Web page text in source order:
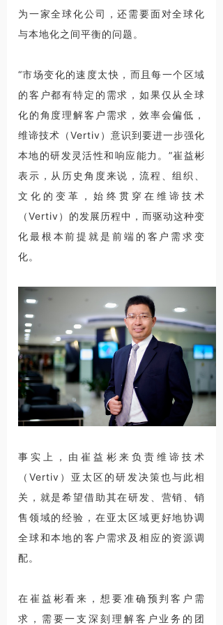
为一家全球化公司，还需要面对全球化
与本地化之间平衡的问题。
“市场变化的速度太快，而且每一个区域
的客户都有特定的需求，如果仅从全球
化的角度理解客户需求，效率会偏低，
维谛技术（Vertiv）意识到要进一步强化
本地的研发灵活性和响应能力。”崔益彬
表示，从历史角度来说，流程、组织、
文化的变革，始终贯穿在维谛技术
（Vertiv）的发展历程中，而驱动这种变
化最根本前提就是前端的客户需求变
化。
事实上，由崔益彬来负责维谛技术
（Vertiv）亚太区的研发决策也与此相
关，就是希望借助其在研发、营销、销
售领域的经验，在亚太区域更好地协调
全球和本地的客户需求及相应的资源调
配。
在崔益彬看来，想要准确预判客户需
求，需要一支深刻理解客户业务的团